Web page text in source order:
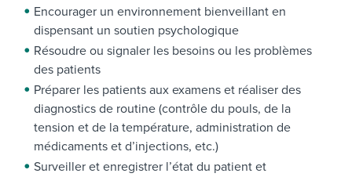
Encourager un environnement bienveillant en
dispensant un soutien psychologique
Résoudre ou signaler les besoins ou les problèmes
des patients
Préparer les patients aux examens et réaliser des
diagnostics de routine (contrôle du pouls, de la
tension et de la température, administration de
médicaments et d’injections, etc.)
Surveiller et enregistrer l’état du patient et